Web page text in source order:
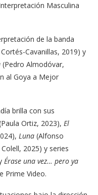
Masculina
de la banda
Cavanillas, 2019) y
(Pedro Almodóvar,
al Goya a Mejor
brilla con sus
Ortiz, 2023), El
Luna (Alfonso
Colell, 2025) y series
Érase una vez… pero ya
Prime Video.